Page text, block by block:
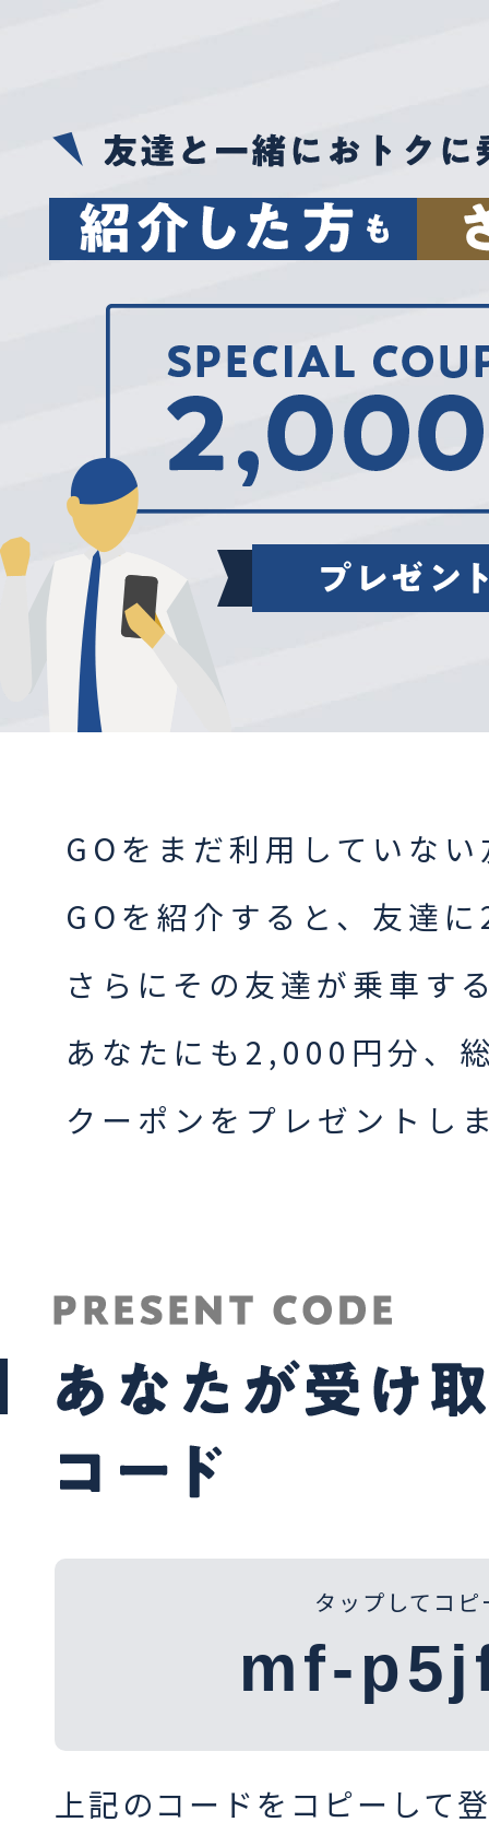
GOをまだ利用していな
GOを紹介すると、友達
さらにその友達が乗車す
あなたにも2,000円分、
クーポンをプレゼントし
タップしてコピ
上記のコードをコピーして